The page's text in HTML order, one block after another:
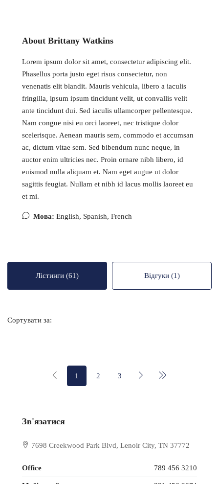
About Brittany Watkins
Lorem ipsum dolor sit amet, consectetur adipiscing elit.
Phasellus porta justo eget risus consectetur, non
venenatis elit blandit. Mauris vehicula, libero a iaculis
fringilla, ipsum ipsum tincidunt velit, ut convallis velit
ante tincidunt dui. Sed iaculis ullamcorper pellentesque.
Nam congue nisi eu orci laoreet, nec tristique dolor
scelerisque. Aenean mauris sem, commodo et accumsan
ac, dictum vitae sem. Sed bibendum nunc neque, in
auctor enim ultricies nec. Proin ornare nibh libero, id
euismod nulla aliquam et. Nam eget augue ut dolor
sagittis feugiat. Nullam et nibh id lacus mollis laoreet eu
et mi.
Мова: English, Spanish, French
Лістинги (61) Відгуки (1)
Сортувати за:
1 2 3
Зв'язатися
7698 Creekwood Park Blvd, Lenoir City, TN 37772
Office 789 456 3210